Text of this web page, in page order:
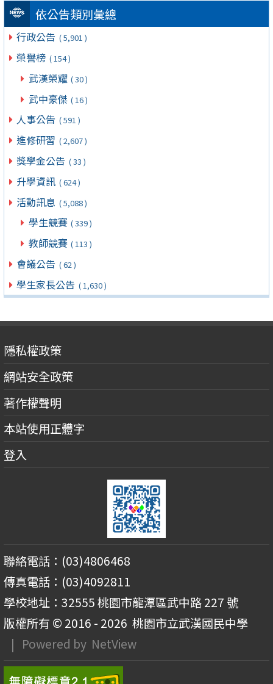
依公告類別彙總
行政公告 ( 5,901 )
榮譽榜 ( 154 )
武漢榮耀 ( 30 )
武中豪傑 ( 16 )
人事公告 ( 591 )
進修研習 ( 2,607 )
獎學金公告 ( 33 )
升學資訊 ( 624 )
活動訊息 ( 5,088 )
學生競賽 ( 339 )
教師競賽 ( 113 )
會議公告 ( 62 )
學生家長公告 ( 1,630 )
隱私權政策
網站安全政策
著作權聲明
本站使用正體字
登入
聯絡電話：(03)4806468
傳真電話：(03)4092811
學校地址：32555 桃園市龍潭區武中路 227 號
版權所有 © 2016 - 2026 桃園市立武漢國民中學
| Powered by NetView